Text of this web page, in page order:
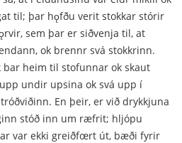
til; þar hǫfðu verit stokkar stórir
sem þar er siðvenja til, at
ok brennr svá stokkrinn.
bar heim til stofunnar ok skaut
undir upsina ok svá upp í
En þeir, er við drykkjuna
stóð inn um ræfrit; hljópu
var ekki greiðfœrt út, bæði fyrir